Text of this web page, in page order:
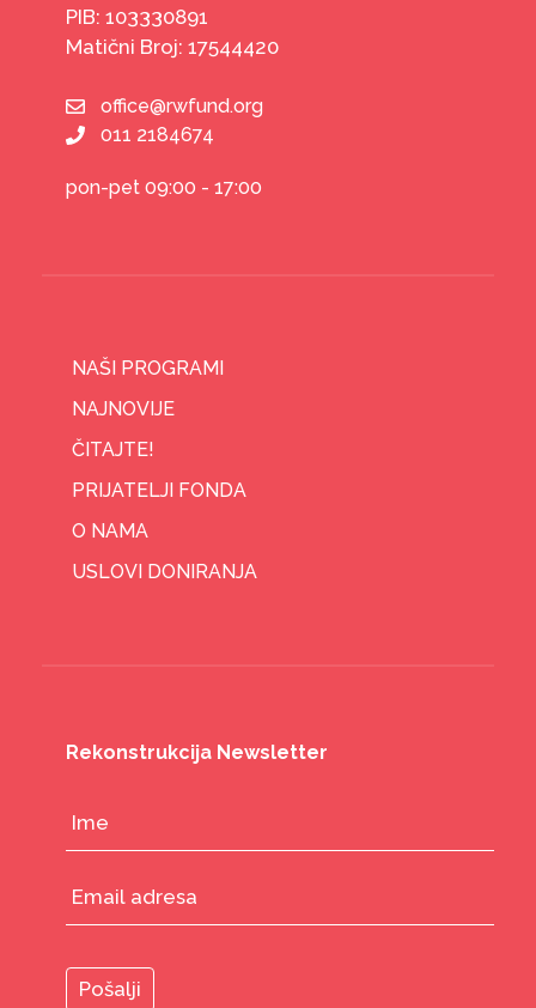
PIB: 103330891
Matični Broj: 17544420
office@rwfund.org
011 2184674
pon-pet 09:00 - 17:00
NAŠI PROGRAMI
NAJNOVIJE
ČITAJTE!
PRIJATELJI FONDA
O NAMA
USLOVI DONIRANJA
Rekonstrukcija Newsletter